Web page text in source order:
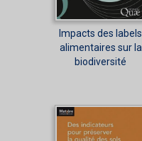
Impacts des labels
alimentaires sur la
biodiversité